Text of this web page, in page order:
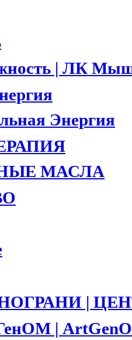
| ЛК
Энергия
МАСЛА
|
|